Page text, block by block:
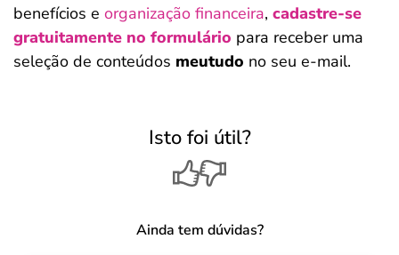
benefícios e organização financeira, cadastre-se
gratuitamente no formulário para receber uma
seleção de conteúdos meutudo no seu e-mail.
Isto foi útil?
Ainda tem dúvidas?